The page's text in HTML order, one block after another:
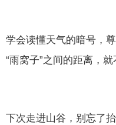
学会读懂天气的暗号，
“雨窝子”之间的距离，
下次走进山谷，别忘了